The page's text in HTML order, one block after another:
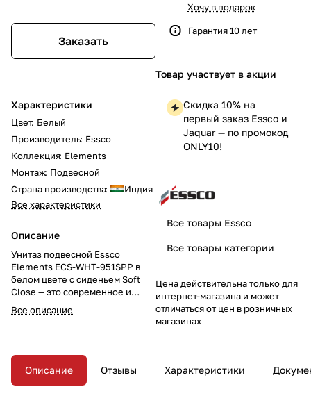
Заказать
Характеристики
Цвет: Белый
Производитель: Essco
Коллекция: Elements
Монтаж: Подвесной
Страна производства:
Индия
Все характеристики
Описание
Унитаз подвесной Essco
Elements ECS-WHT-951SPP в
белом цвете с сиденьем Soft
Close — это современное и
стильное решение для вашего
санузла. Компактные размеры
удобство установки и
использования. Обновите свой
Все описание
Хочу в подарок
Гарантия 10 лет
Товар участвует в акции
Скидка 10% на
первый заказ Essco и
Jaquar — по промокод
ONLY10!
Все товары Essco
Все товары категории
Цена действительна только для
интернет-магазина и может
отличаться от цен в розничных
магазинах
Описание Отзывы Характеристики